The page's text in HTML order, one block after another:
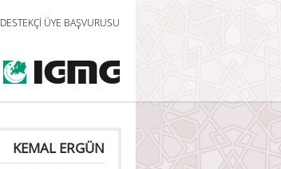
DESTEKÇİ ÜYE BAŞVURUSU
KEMAL ERGÜN